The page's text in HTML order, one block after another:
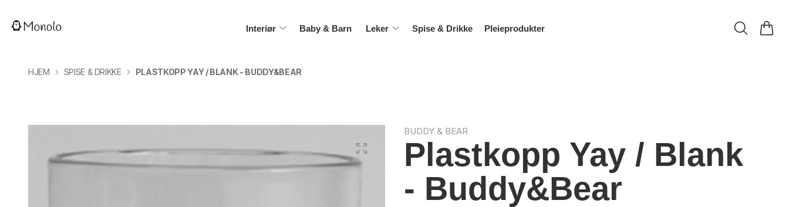
Interiør Baby & Barn Leker Spise & Drikke Pleieprodukter
HJEM SPISE & DRIKKE PLASTKOPP YAY / BLANK - BUDDY&BEAR
BUDDY & BEAR
Plastkopp Yay / Blank
- Buddy&Bear